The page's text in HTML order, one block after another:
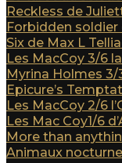
Reckless de
Forbidden soldier
Six de Max L
Les MacCoy 3/6
Myrina Holmes 3/
Epicure’s
Les MacCoy 2/6
Les Mac Coy1/6
More than
Animaux